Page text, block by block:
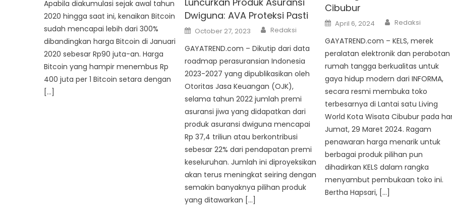
Apabila diakumulasi sejak awal tahun
2020 hingga saat ini, kenaikan Bitcoin
sudah mencapai lebih dari 300%
dibandingkan harga Bitcoin di Januari
2020 sebesar Rp90 juta-an. Harga
Bitcoin yang hampir menembus Rp
400 juta per 1 Bitcoin setara dengan
[…]
Dwiguna: AVA Proteksi Pasti
Posted
on
October 27, 2023 Author
Redaksi
GAYATREND.com – Dikutip dari data
roadmap perasuransian Indonesia
2023-2027 yang dipublikasikan oleh
Otoritas Jasa Keuangan (OJK),
selama tahun 2022 jumlah premi
asuransi jiwa yang didapatkan dari
produk asuransi dwiguna mencapai
Rp 37,4 triliun atau berkontribusi
sebesar 22% dari pendapatan premi
keseluruhan. Jumlah ini diproyeksikan
akan terus meningkat seiring dengan
semakin banyaknya pilihan produk
yang ditawarkan […]
Cibubur
Posted
on
April 6, 2024 Author
Redaksi
GAYATREND.com – KELS, merek
peralatan elektronik dan perabotan
rumah tangga berkualitas untuk
gaya hidup modern dari INFORMA,
secara resmi membuka toko
terbesarnya di Lantai satu Living
World Kota Wisata Cibubur pada
Jumat, 29 Maret 2024. Ragam
penawaran harga menarik untuk
berbagai produk pilihan pun
dihadirkan KELS dalam rangka
menyambut pembukaan toko ini.
Bertha Hapsari, […]